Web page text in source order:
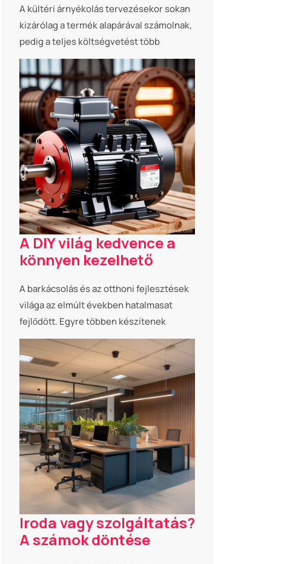
A kültéri árnyékolás tervezésekor sokan
kizárólag a termék alapárával számolnak,
pedig a teljes költségvetést több
A DIY világ kedvence a
könnyen kezelhető
A barkácsolás és az otthoni fejlesztések
világa az elmúlt években hatalmasat
fejlődött. Egyre többen készítenek
Iroda vagy szolgáltatás?
A számok döntése